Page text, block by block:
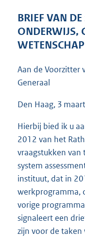
BRIEF VAN DE
ONDERWIJS,
WETENSCHAP
Aan de Voorzitter
Generaal
Den Haag, 3
Hierbij bied ik u
2012 van het
vraagstukken van
system
instituut, dat in
werkprogramma,
vorige
signaleert een
zijn voor de